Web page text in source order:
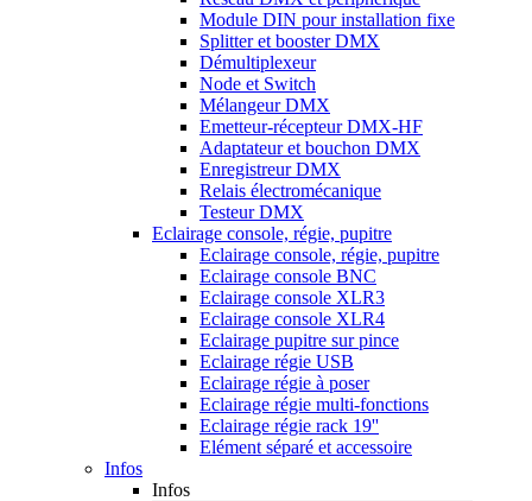
Module DIN pour installation fixe
Splitter et booster DMX
Démultiplexeur
Node et Switch
Mélangeur DMX
Emetteur-récepteur DMX-HF
Adaptateur et bouchon DMX
Enregistreur DMX
Relais électromécanique
Testeur DMX
Eclairage console, régie, pupitre
Eclairage console, régie, pupitre
Eclairage console BNC
Eclairage console XLR3
Eclairage console XLR4
Eclairage pupitre sur pince
Eclairage régie USB
Eclairage régie à poser
Eclairage régie multi-fonctions
Eclairage régie rack 19''
Elément séparé et accessoire
Infos
Infos